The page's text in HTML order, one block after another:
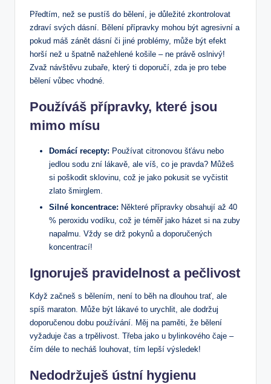
Předtím, než se pustíš do bělení, je důležité zkontrolovat
zdraví svých dásní. Bělení přípravky mohou být agresivní a
pokud máš zánět dásní či jiné problémy, může být efekt
horší než u špatně nažehlené košile – ne právě oslnivý!
Zvaž návštěvu zubaře, který ti doporučí, zda je pro tebe
bělení vůbec vhodné.
Používáš přípravky, které jsou
mimo mísu
Domácí recepty: Používat citronovou šťávu nebo
jedlou sodu zní lákavě, ale víš, co je pravda? Můžeš
si poškodit sklovinu, což je jako pokusit se vyčistit
zlato šmirglem.
Silné koncentrace: Některé přípravky obsahují až 40
% peroxidu vodíku, což je téměř jako házet si na zuby
napalmu. Vždy se drž pokynů a doporučených
koncentrací!
Ignoruješ pravidelnost a pečlivost
Když začneš s bělením, není to běh na dlouhou trať, ale
spíš maraton. Může být lákavé to urychlit, ale dodržuj
doporučenou dobu používání. Měj na paměti, že bělení
vyžaduje čas a trpělivost. Třeba jako u bylinkového čaje –
čím déle to necháš louhovat, tím lepší výsledek!
Nedodržuješ ústní hygienu